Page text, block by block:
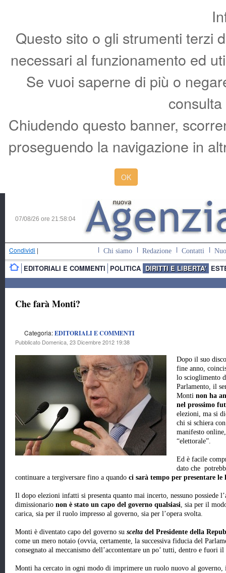
Questo sito o gli strumenti terzi
necessari al funzionamento ed
Se vuoi saperne di più o
Chiudendo questo banner,
proseguendo la navigazione in
OK
07/08/26 ore 21:58:05
Condividi | Chi siamo Redazione Contatti
EDITORIALI E COMMENTI POLITICA DIRITTI E LIBERTA'
Che farà Monti?
Categoria:EDITORIALI E COMMENTI
Pubblicato Domenica, 23 Dicembre 2012 19:38
Dopo il suo
fine anno,
lo scioglimento
Parlamento, il
Monti non ha
nel prossimo
elezioni, ma si
chi si schiera
manifesto
“elettorale”.
Ed è facile
dato che
continuare a tergiversare fino a quando ci sarà tempo per presentare le
Il dopo elezioni infatti si presenta quanto mai incerto, nessuno possiede
dimissionario non è stato un capo del governo qualsiasi, sia per il
carica, sia per il ruolo impresso al governo, sia per l’opera svolta.
Monti è diventato capo del governo su scelta del Presidente della
come un mero notaio (ovvia, certamente, la successiva fiducia del
consegnato al meccanismo dell’accontentare un po’ tutti, dentro e fuori il
Monti ha cercato in ogni modo di imprimere un ruolo nuovo al governo,